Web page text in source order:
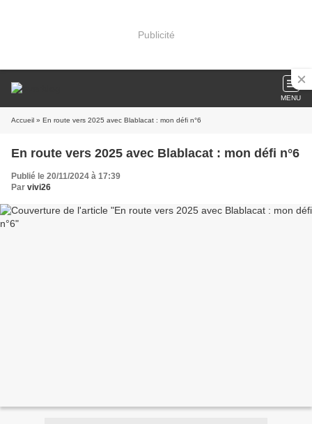
Publicité
MENU
Accueil » En route vers 2025 avec Blablacat : mon défi n°6
En route vers 2025 avec Blablacat : mon défi n°6
Publié le 20/11/2024 à 17:39
Par vivi26